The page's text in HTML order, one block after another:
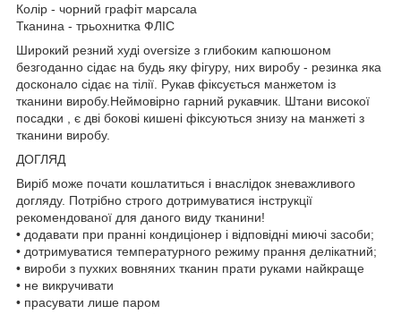
Колір - чорний графіт марсала
Тканина - трьохнитка ФЛІС
Широкий резний худі oversize з глибоким капюшоном
безгоданно сідає на будь яку фігуру, них виробу - резинка яка
досконало сідає на тілії. Рукав фіксується манжетом із
тканини виробу.Неймовірно гарний рукавчик. Штани високої
посадки , є дві бокові кишені фіксуються знизу на манжеті з
тканини виробу.
ДОГЛЯД
Виріб може почати кошлатиться і внаслідок зневажливого
догляду. Потрібно строго дотримуватися інструкції
рекомендованої для даного виду тканини!
• додавати при пранні кондиціонер і відповідні миючі засоби;
• дотримуватися температурного режиму прання делікатний;
• вироби з пухких вовняних тканин прати руками найкраще
• не викручивати
• прасувати лише паром